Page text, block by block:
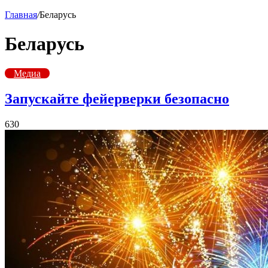
Главная/Беларусь
Беларусь
Медиа
Запускайте фейерверки безопасно
630